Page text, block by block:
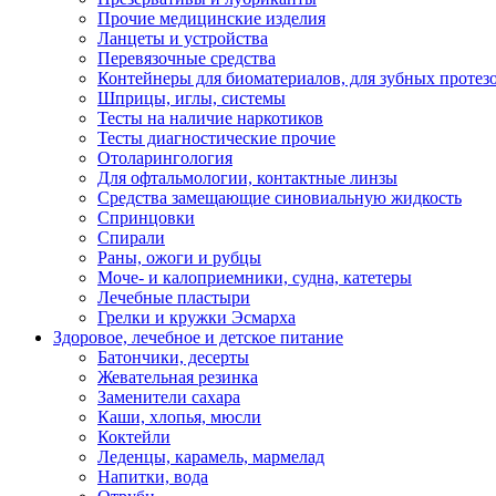
Прочие медицинские изделия
Ланцеты и устройства
Перевязочные средства
Контейнеры для биоматериалов, для зубных
Шприцы, иглы, системы
Тесты на наличие наркотиков
Тесты диагностические прочие
Отоларингология
Для офтальмологии, контактные линзы
Средства замещающие синовиальную жидкость
Спринцовки
Спирали
Раны, ожоги и рубцы
Моче- и калоприемники, судна, катетеры
Лечебные пластыри
Грелки и кружки Эсмарха
Здоровое, лечебное и детское питание
Батончики, десерты
Жевательная резинка
Заменители сахара
Каши, хлопья, мюсли
Коктейли
Леденцы, карамель, мармелад
Напитки, вода